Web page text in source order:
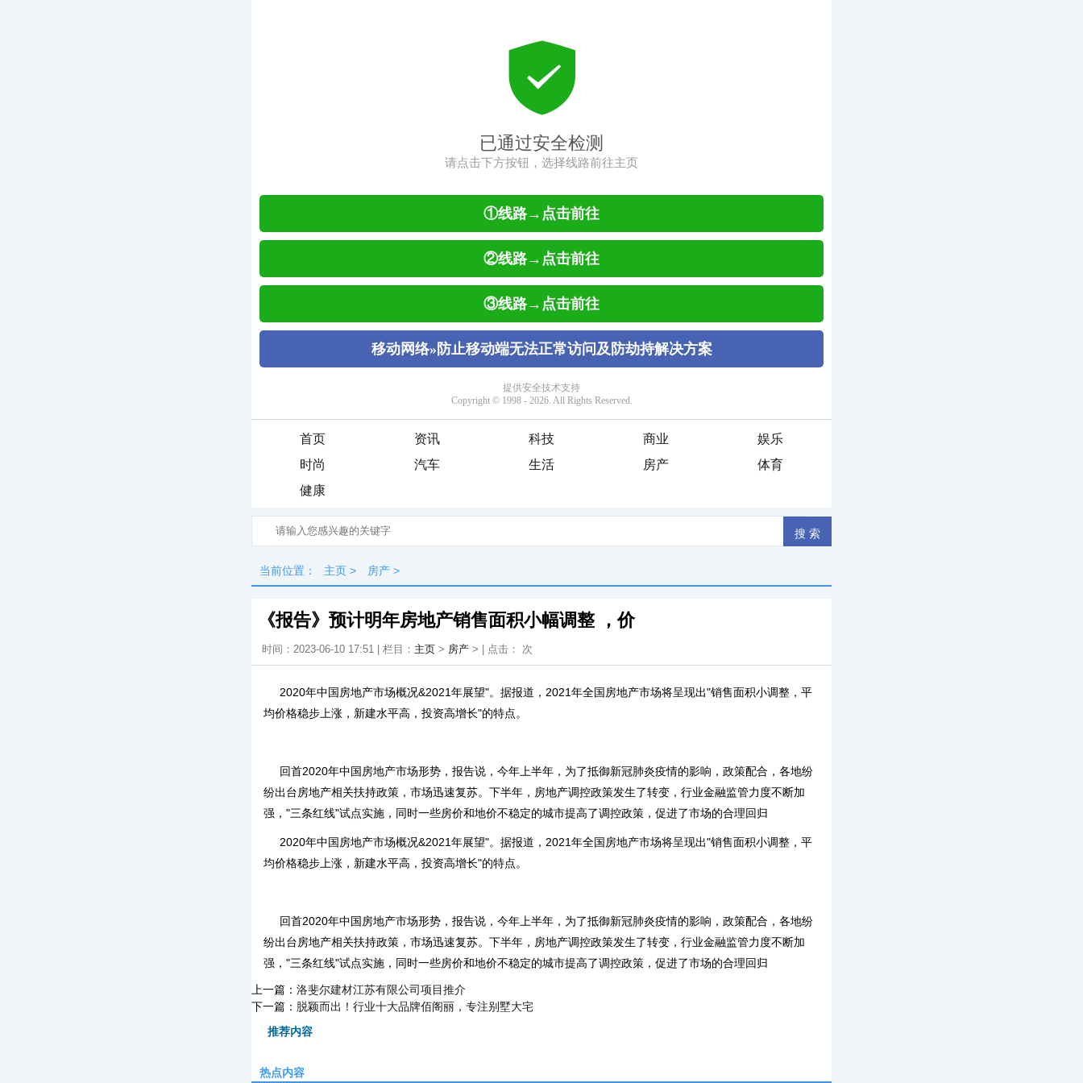
首页 资讯 科技 商业
娱乐
时尚
汽车 生活 房产
体育
健康
当前位置： 主页 > 房产 >
《报告》预计明年房地产销售面积小幅调整 ，价
时间：2023-06-10 17:51 | 栏目： 主页 > 房产 > | 点击： 次
2020年中国房地产市场概况&2021年展望"。据报道，2021年全国房地产市场将呈现出"销售面积小调整，平
均价格稳步上涨，新建水平高，投资高增长"的特点。
回首2020年中国房地产市场形势，报告说，今年上半年，为了抵御新冠肺炎疫情的影响，政策配合，各地纷
纷出台房地产相关扶持政策，市场迅速复苏。下半年，房地产调控政策发生了转变，行业金融监管力度不断加
强，"三条红线"试点实施，同时一些房价和地价不稳定的城市提高了调控政策，促进了市场的合理回归
2020年中国房地产市场概况&2021年展望"。据报道，2021年全国房地产市场将呈现出"销售面积小调整，平
均价格稳步上涨，新建水平高，投资高增长"的特点。
回首2020年中国房地产市场形势，报告说，今年上半年，为了抵御新冠肺炎疫情的影响，政策配合，各地纷
纷出台房地产相关扶持政策，市场迅速复苏。下半年，房地产调控政策发生了转变，行业金融监管力度不断加
强，"三条红线"试点实施，同时一些房价和地价不稳定的城市提高了调控政策，促进了市场的合理回归
上一篇： 洛斐尔建材江苏有限公司项目推介
下一篇： 脱颖而出！行业十大品牌佰阁丽，专注别墅大宅
推荐内容
热点内容